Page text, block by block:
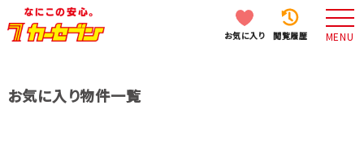
お気に入り 閲覧履歴 MENU
お気に入り物件一覧